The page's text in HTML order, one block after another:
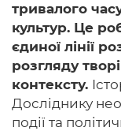
тривалого
культур. Це
єдиної лінії
розгляду
контексту.
Досліднику
події та